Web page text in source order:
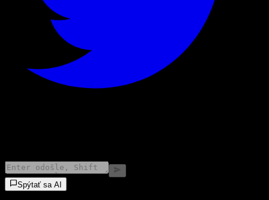
Spýtať sa AI